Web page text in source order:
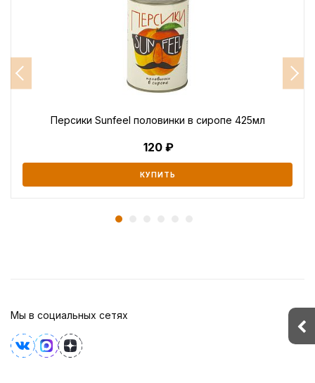
Персики Sunfeel половинки в сиропе 425мл
120
КУПИТЬ
Мы в социальных сетях